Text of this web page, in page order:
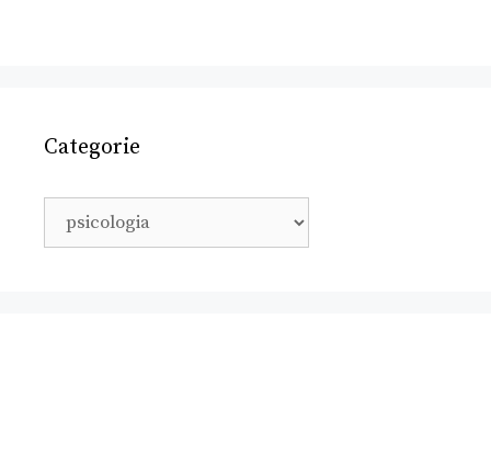
Categorie